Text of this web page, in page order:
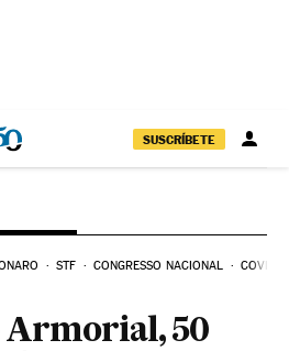
SUSCRÍBETE
STF CONGRESSO NACIONAL COVID-
50